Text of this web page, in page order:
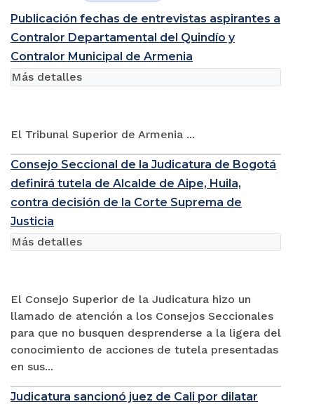
Publicación fechas de entrevistas aspirantes a
Contralor Departamental del Quindío y
Contralor Municipal de Armenia
El Tribunal Superior de Armenia ...
Más detalles
Consejo Seccional de la Judicatura de Bogotá
definirá tutela de Alcalde de Aipe, Huila,
contra decisión de la Corte Suprema de
Justicia
El Consejo Superior de la Judicatura hizo un
llamado de atención a los Consejos Seccionales
para que no busquen desprenderse a la ligera del
conocimiento de acciones de tutela presentadas
en sus...
Más detalles
Judicatura sancionó juez de Cali por dilatar